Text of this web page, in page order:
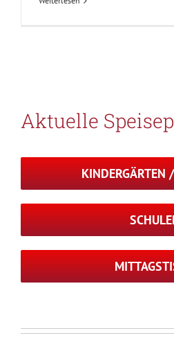
Aktuelle
KINDERGÄRTEN